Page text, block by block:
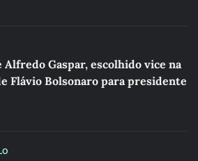
Alfredo Gaspar, escolhido vice na
Flávio Bolsonaro para presidente